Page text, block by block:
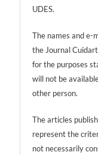
UDES.
The names and e-
the Journal
for the purposes
will not be
other person.
The articles
represent the
not necessarily